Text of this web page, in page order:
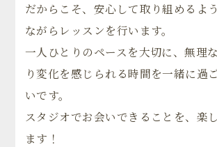
だからこそ、安心して取り組めるよ
ながらレッスンを行います。
一人ひとりのペースを大切に、無理
り変化を感じられる時間を一緒に過
いです。
スタジオでお会いできることを、楽
ます！